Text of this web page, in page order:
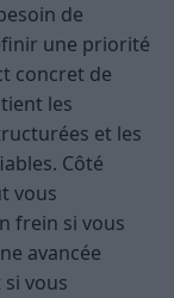
de
une priorité
concret de
les
et les
Côté
vous
frein si vous
avancée
vous